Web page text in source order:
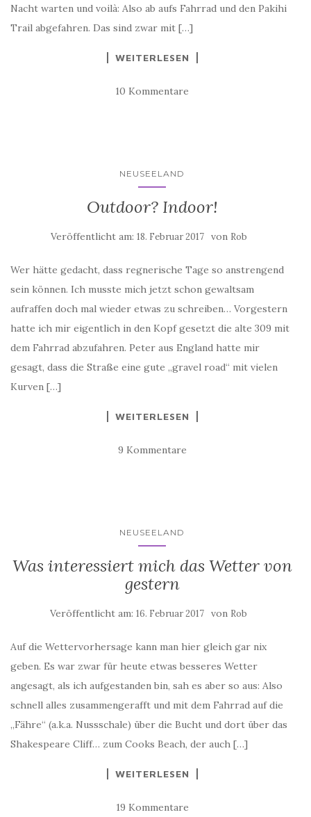
Nacht warten und voilà: Also ab aufs Fahrrad und den Pakihi
Trail abgefahren. Das sind zwar mit […]
WEITERLESEN
10 Kommentare
NEUSEELAND
Outdoor? Indoor!
Veröffentlicht am: 18. Februar 2017 von Rob
Wer hätte gedacht, dass regnerische Tage so anstrengend
sein können. Ich musste mich jetzt schon gewaltsam
aufraffen doch mal wieder etwas zu schreiben… Vorgestern
hatte ich mir eigentlich in den Kopf gesetzt die alte 309 mit
dem Fahrrad abzufahren. Peter aus England hatte mir
gesagt, dass die Straße eine gute „gravel road“ mit vielen
Kurven […]
WEITERLESEN
9 Kommentare
NEUSEELAND
Was interessiert mich das Wetter von
gestern
Veröffentlicht am: 16. Februar 2017 von Rob
Auf die Wettervorhersage kann man hier gleich gar nix
geben. Es war zwar für heute etwas besseres Wetter
angesagt, als ich aufgestanden bin, sah es aber so aus: Also
schnell alles zusammengerafft und mit dem Fahrrad auf die
„Fähre“ (a.k.a. Nussschale) über die Bucht und dort über das
Shakespeare Cliff… zum Cooks Beach, der auch […]
WEITERLESEN
19 Kommentare